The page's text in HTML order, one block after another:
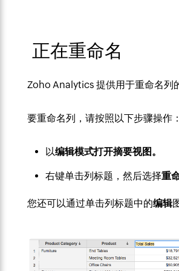
正在重命名
Zoho Analytics 提供用于重命名列
要重命名列，请按照以下步骤操作：
以编辑模式打开摘要视图。
右键单击列标题，然后选择重
您还可以通过单击列标题中的编辑